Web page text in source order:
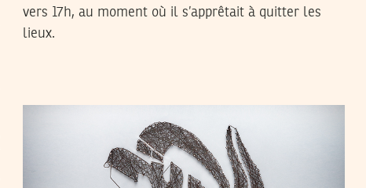
vers 17h, au moment où il s’apprêtait à quitter les
lieux.